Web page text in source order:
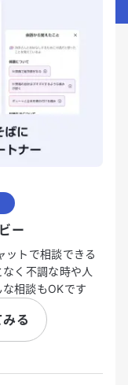
ー
ットで相談できる
く不調な時や人
相談もOKです
る